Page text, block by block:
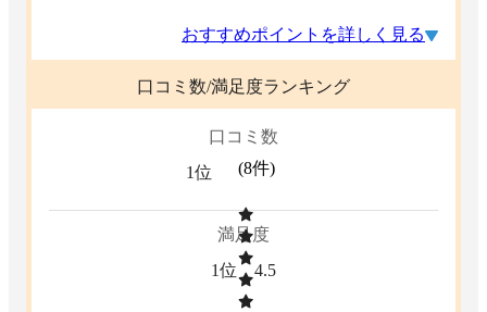
おすすめポイントを詳しく見る
口コミ数/満足度ランキング
口コミ数
1位
(8件)
満足度
1位
4.5